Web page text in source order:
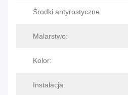
Środki antyrostyczne:
Malarstwo:
Kolor:
Instalacja: